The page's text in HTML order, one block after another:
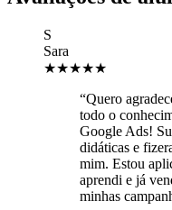
S
Sara
★★★★★
“Quero
todo o
Google Ads!
didáticas e
mim. Estou
aprendi e já
minhas